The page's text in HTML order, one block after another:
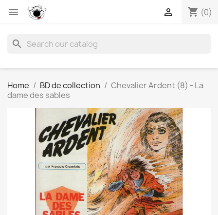
 shopping_cart (0)

search
Home BD de collection
Chevalier Ardent (8) - La
dame des sables